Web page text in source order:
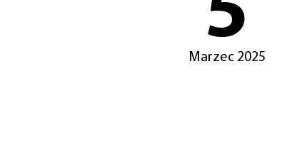
5
Marzec 2025